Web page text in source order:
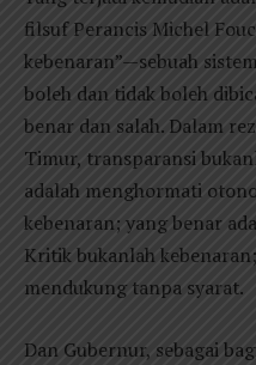
filsuf Perancis Michel
kebenaran”—sebuah
boleh dan tidak boleh
benar dan salah. Dalam
Timur, transparansi
adalah menghormati
kebenaran; yang benar
Kritik bukanlah
mendukung tanpa syarat.
Dan Gubernur, sebagai